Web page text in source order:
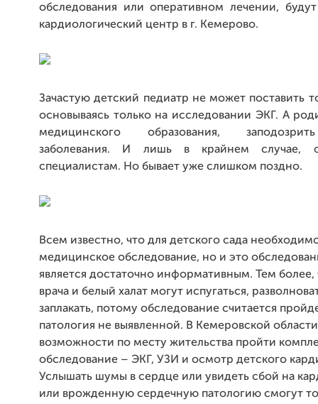
обследования или оперативном лечении,
кардиологический центр в г. Кемерово.
Зачастую детский педиатр не может поставить
основываясь только на исследовании ЭКГ. А
медицинского образования,
заболевания. И лишь в крайнем случае,
специалистам. Но бывает уже слишком поздно.
Всем известно, что для детского сада
медицинское обследование, но и это
является достаточно информативным. Тем более,
врача и белый халат могут испугаться,
заплакать, потому обследование считается
патология не выявленной. В Кемеровской
возможности по месту жительства пройти
обследование – ЭКГ, УЗИ и осмотр детского
Услышать шумы в сердце или увидеть сбой на
или врожденную сердечную патологию смогут